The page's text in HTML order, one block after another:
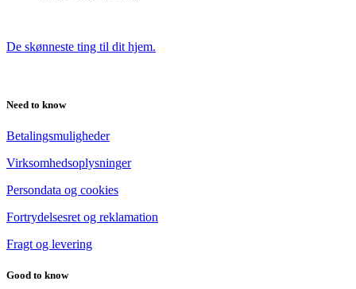
De skønneste ting til dit hjem.
Need to know
Betalingsmuligheder
Virksomhedsoplysninger
Persondata og cookies
Fortrydelsesret og reklamation
Fragt og levering
Good to know